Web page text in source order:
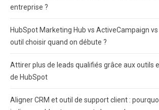
entreprise ?
HubSpot Marketing Hub vs ActiveCampaign vs
outil choisir quand on débute ?
Attirer plus de leads qualifiés grâce aux outils
de HubSpot
Aligner CRM et outil de support client :